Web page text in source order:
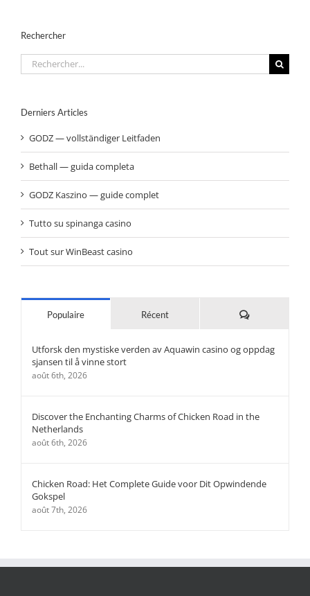
Rechercher
Rechercher:
Derniers Articles
GODZ — vollständiger Leitfaden
Bethall — guida completa
GODZ Kaszino — guide complet
Tutto su spinanga casino
Tout sur WinBeast casino
Populaire Récent Commentaires
Utforsk den mystiske verden av Aquawin casino og oppdag
sjansen til å vinne stort
août 6th, 2026
Discover the Enchanting Charms of Chicken Road in the
Netherlands
août 6th, 2026
Chicken Road: Het Complete Guide voor Dit Opwindende
Gokspel
août 7th, 2026